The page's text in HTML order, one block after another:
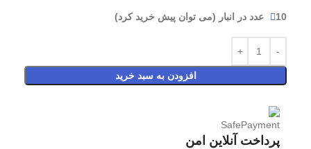
10 عدد در انبار (می توان پیش خرید کرد)
افزودن به سبد خرید
پرداخت آنلاین امن